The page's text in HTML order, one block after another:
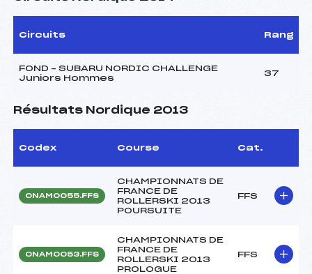
Circuits Rang
FOND – SUBARU NORDIC CHALLENGE
Juniors Hommes
37
Résultats Nordique 2013
Codex Course Cat.
ONAM0055.FFS
CHAMPIONNATS DE
FRANCE DE
ROLLERSKI 2013
POURSUITE
FFS
ONAM0053.FFS
CHAMPIONNATS DE
FRANCE DE
ROLLERSKI 2013
PROLOGUE
FFS